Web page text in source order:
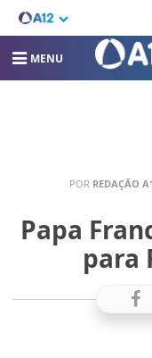
MENU
POR REDAÇÃO
Papa
para